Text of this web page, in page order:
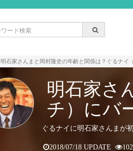
明石家さんまと岡村隆史の年齢と関係は？ぐるナイ
明石家さ
チ）にバ
ぐるナイに明石家さんまが
2018/07/18 UPDATE